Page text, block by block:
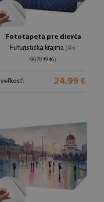
Fototapeta pre dievča
Futuristická krajina (#fm-
00284946)
veľkosť: 24.99 €